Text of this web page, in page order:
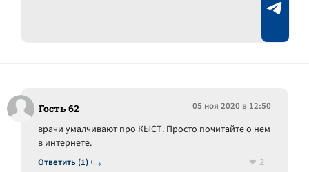
Гость 62 05 ноя 2020 в 12:50
Ответить (1)
врачи умалчивают про КЫСТ. Просто почитайте о нем
в интернете.
2